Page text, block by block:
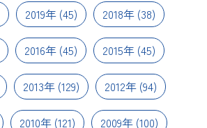
2019年 (45) 2018年 (38)
2016年(45) 2015年(45)
2013年 (129) 2012年 (94)
2010年(121) 2009年(100)